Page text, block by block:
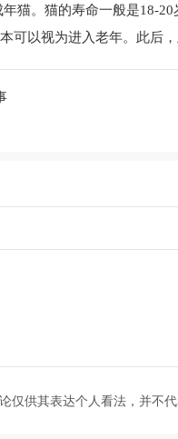
猫。猫的寿命一般是18-
可以视为进入老年。此后
仅供其表达个人看法，并不